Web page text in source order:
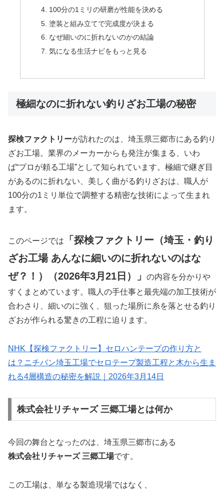
100分の1ミリの研磨が性能を決める
塗装と組み立てで完成度が決まる
なぜ細いのに折れないのかの結論
気になる生活ナビをもっと見る
極細なのに折れない釣りざお工場の秘密
探検ファクトリーが訪れたのは、埼玉県三郷市にある釣り
ざお工場。業界のメーカーからも発注が集まる、いわ
ば“プロが頼る工場”として知られています。極細で継ぎ目
があるのに折れない、美しく曲がる釣りざおは、職人が
100分の1ミリ単位で調整する精密な技術によって生まれ
ます。
このページでは
「探検ファクトリー（埼玉・釣り
ざお工場 あんなに細いのに折れないのはな
ぜ？！）（2026年3月21日）」
の内容を分かりや
すくまとめています。職人の手仕事と最先端の加工技術が
合わさり、細いのに強く、狙った場所に糸を落とせる釣り
ざおが作られる驚きの工程に迫ります。
NHK【探検ファクトリー】セロハンテープの作り方と
は？ニチバン埼玉工場でセロテープ製造工程と木から生ま
れる4層構造の秘密を解説｜2026年3月14日
株式会社リチャーズ 三郷工場とは何か
今回の舞台となったのは、埼玉県三郷市にある
株式会社リチャーズ 三郷工場です。
この工場は、単なる製造現場ではなく、